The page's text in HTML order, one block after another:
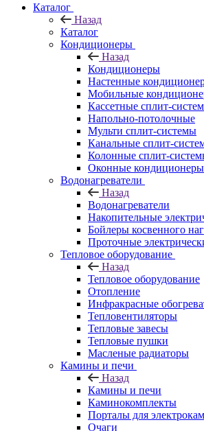
Каталог
Назад
Каталог
Кондиционеры
Назад
Кондиционеры
Настенные
Мобильные
Кассетные сплит-
Напольно-потолочные
Мульти сплит-системы
Канальные сплит-
Колонные сплит-
Оконные кондиционеры
Водонагреватели
Назад
Водонагреватели
Накопительные
Бойлеры косвенного
Проточные
Тепловое оборудование
Назад
Тепловое оборудование
Отопление
Инфракрасные
Тепловентиляторы
Тепловые завесы
Тепловые пушки
Масленые радиаторы
Камины и печи
Назад
Камины и печи
Каминокомплекты
Порталы для
Очаги